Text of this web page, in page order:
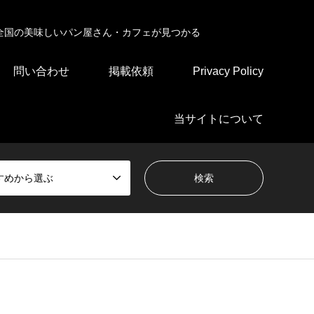
の美味しいパン屋さん・カフェが見つかる
問い合わせ 掲載依頼 Privacy Policy
当サイトについて
めから選ぶ